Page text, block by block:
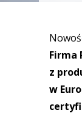
Firma
z
w